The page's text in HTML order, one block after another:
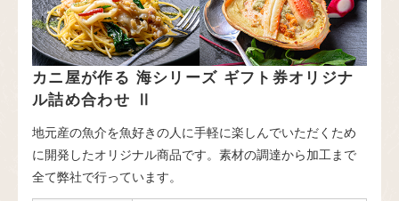
カニ屋が作る 海シリーズ ギフト券オリジナ
ル詰め合わせ Ⅱ
地元産の魚介を魚好きの人に手軽に楽しんでいただくため
に開発したオリジナル商品です。素材の調達から加工まで
全て弊社で行っています。